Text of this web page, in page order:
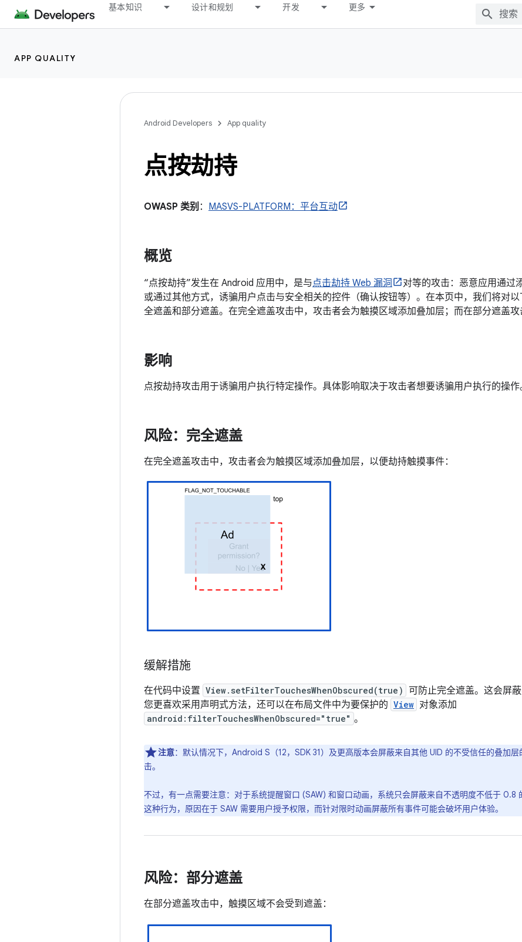
基本知识 设计和规划 开发 更多
APP QUALITY
Android Developers App quality
点按劫持
OWASP 类别 ： MASVS-PLATFORM：平台互动
概览
“点按劫持”发生在 Android 应用中，是与点击劫持 Web 漏洞
对等的攻击：恶意应用通过
或通过其他方式，诱骗用户点击与安全相关的控件（确认按钮等）。在本页中，我们将对
全遮盖和部分遮盖。在完全遮盖攻击中，攻击者会为触摸区域添加叠加层；而在部分遮盖攻
影响
点按劫持攻击用于诱骗用户执行特定操作。具体影响取决于攻击者想要诱骗用户执行的操作
风险：完全遮盖
在完全遮盖攻击中，攻击者会为触摸区域添加叠加层，以便劫持触摸事件：
缓解措施
在代码中设置 View.setFilterTouchesWhenObscured(true) 可防止完全遮盖。这会屏
您更喜欢采用声明式方法，还可以在布局文件中为要保护的 View 对象添加
android:filterTouchesWhenObscured="true" 。
注意：默认情况下，Android S（12，SDK 31）及更高版本会屏蔽来自其他 UID 的不受信任的叠加
击。
不过，有一点需要注意：对于系统提醒窗口 (SAW) 和窗口动画，系统只会屏蔽来自不透明度不低于 0.8
这种行为，原因在于 SAW 需要用户授予权限，而针对限时动画屏蔽所有事件可能会破坏用户体验。
风险：部分遮盖
在部分遮盖攻击中，触摸区域不会受到遮盖：